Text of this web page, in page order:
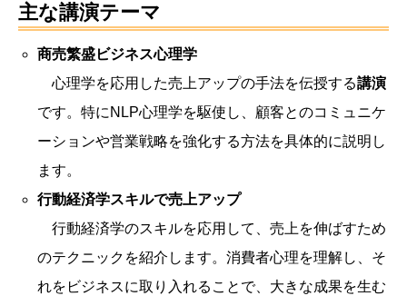
主な講演テーマ
商売繁盛ビジネス心理学
心理学を応用した売上アップの手法を伝授する講演
です。特にNLP心理学を駆使し、顧客とのコミュニケ
ーションや営業戦略を強化する方法を具体的に説明し
ます。
行動経済学スキルで売上アップ
行動経済学のスキルを応用して、売上を伸ばすため
のテクニックを紹介します。消費者心理を理解し、そ
れをビジネスに取り入れることで、大きな成果を生む